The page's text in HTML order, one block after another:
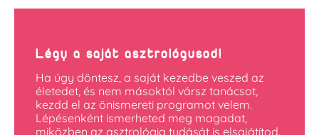
Légy a saját asztrológusod!
Ha úgy döntesz, a saját kezedbe veszed az
életedet, és nem másoktól vársz tanácsot,
kezdd el az önismereti programot velem.
Lépésenként ismerheted meg magadat,
miközben az asztrológia tudását is elsajátítod.